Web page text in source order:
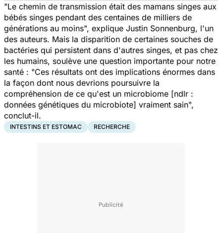
"Le chemin de transmission était des mamans singes aux
bébés singes pendant des centaines de milliers de
générations au moins", explique Justin Sonnenburg, l'un
des auteurs. Mais la disparition de certaines souches de
bactéries qui persistent dans d'autres singes, et pas chez
les humains, soulève une question importante pour notre
santé : "Ces résultats ont des implications énormes dans
la façon dont nous devrions poursuivre la
compréhension de ce qu'est un microbiome [ndlr :
données génétiques du microbiote] vraiment sain",
conclut-il.
INTESTINS ET ESTOMAC RECHERCHE